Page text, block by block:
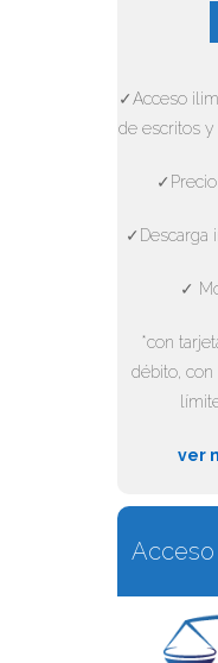
✓Acceso
de escritos y
✓Descarga
✓
*con
débito, con
ver
Acceso